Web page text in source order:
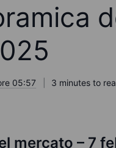
05:57
3 minutes to
mercato – 7